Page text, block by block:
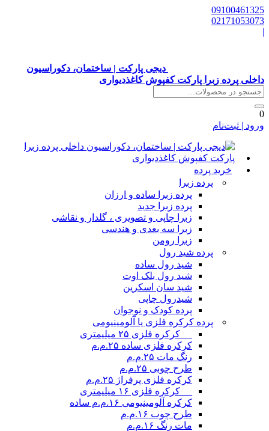
دیجی پارکت | ساختمان، دکوراسیون
پرده زبرا پارکت کفپوش کاغذدیواری
| ثبت‌نام
خرید پرده
پرده زبرا
پرده زبرا ساده و ارزان
پرده زبرا جدید
زبرا چاپی و تصویری ، گلدار و نقاشی
زبرا سه بعدی و هندسی
زبرا رومن
پرده شید رول
شید رول ساده
شید رول بلک اوت
شید سان اسکرین
شیدرول چاپی
پرده کودک و نوجوان
پرده کرکره فلزی یا آلومینیومی
__ کرکره فلزی ۲۵ میلیمتری
کرکره فلزی ساده ۲۵.م.م
رنگ مات ۲۵.م.م
طرح چوبی ۲۵.م.م
کرکره فلزی پرفراژ ۲۵.م.م
__ کرکره فلزی ۱۶ میلیمتری
کرکره آلومینیومی ۱۶.م.م ساده
طرح چوب ۱۶.م.م
مات رنگ ۱۶.م.م